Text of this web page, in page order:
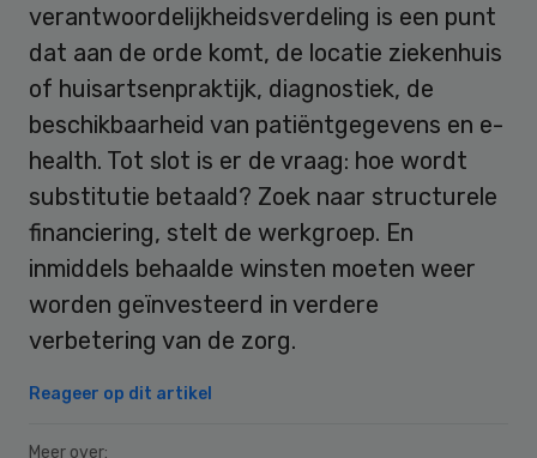
verantwoordelijkheidsverdeling is een punt
dat aan de orde komt, de locatie ziekenhuis
of huisartsenpraktijk, diagnostiek, de
beschikbaarheid van patiëntgegevens en e-
health. Tot slot is er de vraag: hoe wordt
substitutie betaald? Zoek naar structurele
financiering, stelt de werkgroep. En
inmiddels behaalde winsten moeten weer
worden geïnvesteerd in verdere
verbetering van de zorg.
Reageer op dit artikel
Meer over: